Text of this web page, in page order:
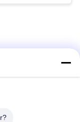
le
30